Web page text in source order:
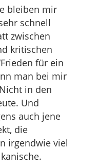
bleiben mir
schnell
zwischen
kritischen
für ein
man bei mir
in den
Und
auch jene
die
irgendwie viel